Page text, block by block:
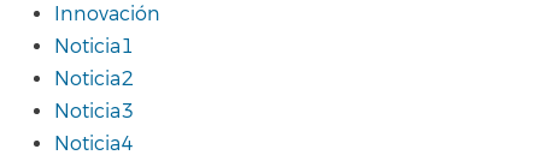
Innovación
Noticia1
Noticia2
Noticia3
Noticia4